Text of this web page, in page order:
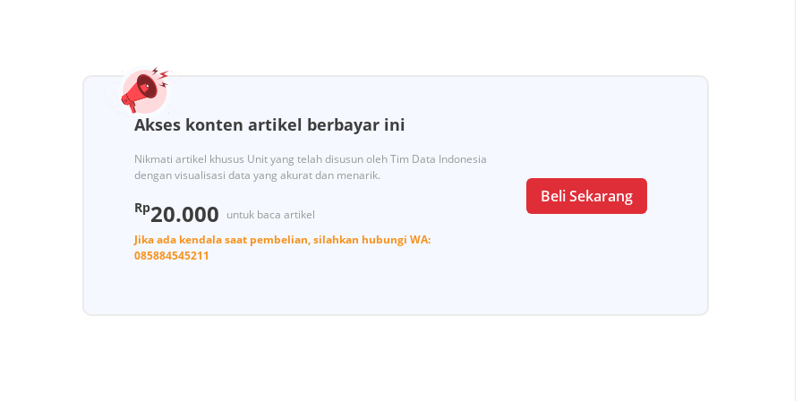
Akses konten artikel berbayar ini
Nikmati artikel khusus Unit yang telah disusun oleh Tim Data Indonesia
dengan visualisasi data yang akurat dan menarik.
Rp20.000 untuk baca artikel
Jika ada kendala saat pembelian, silahkan hubungi WA:
085884545211
Beli Sekarang